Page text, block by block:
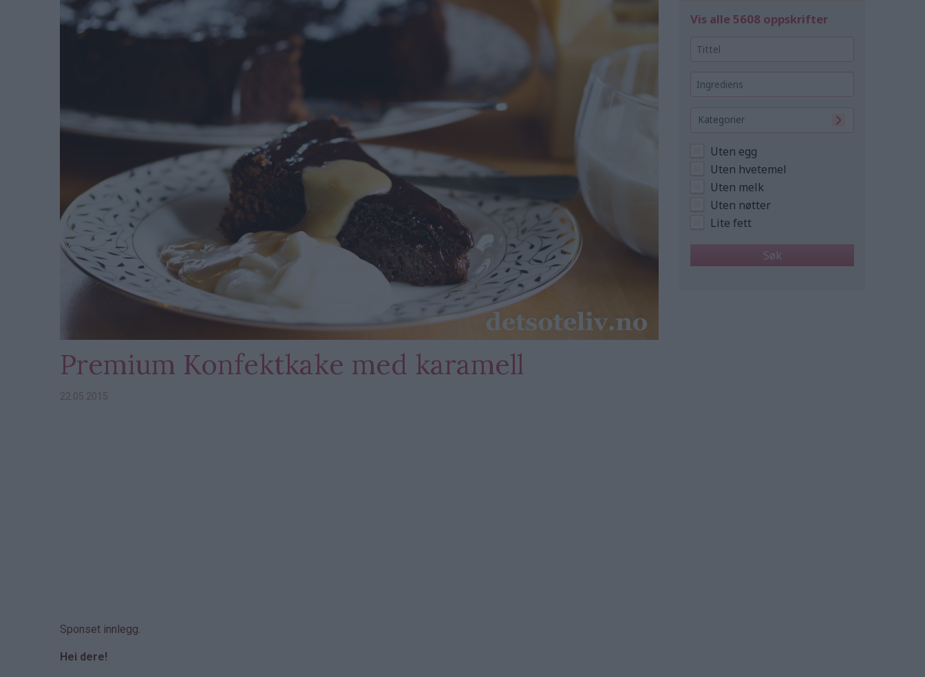
Premium Konfektkake med karamell
22.05.2015
Sponset innlegg.
Hei dere!
Vis alle 5608 oppskrifter
Kategorier
Uten egg
Uten hvetemel
Uten melk
Uten nøtter
Lite fett